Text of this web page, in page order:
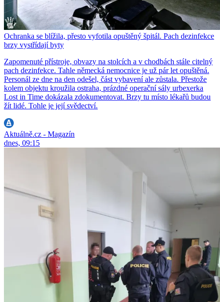
Ochranka se blížila, přesto vyfotila opuštěný špitál. Pach dezinfekce
brzy vystřídají byty
Zapomenuté přístroje, obvazy na stolcích a v chodbách stále citelný
pach dezinfekce. Tahle německá nemocnice je už pár let opuštěná.
Personál ze dne na den odešel, část vybavení ale zůstala. Přestože
kolem objektu kroužila ostraha, prázdné operační sály urbexerka
Lost in Time dokázala zdokumentovat. Brzy tu místo lékařů budou
žít lidé. Tohle je její svědectví.
Aktuálně.cz - Magazín
dnes, 09:15